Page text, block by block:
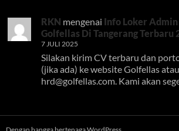
RKN mengenai Info Loker
Golfellas Di Tangerang Terbaru
7 JULI 2025
Silakan kirim CV terbaru dan
(jika ada) ke website Golfellas
hrd@golfellas.com. Kami akan